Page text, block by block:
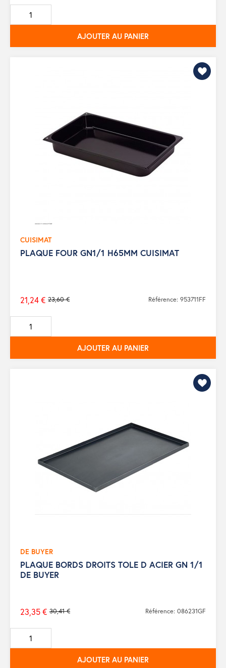
de
base
AJOUTER AU PANIER
CUISIMAT
PLAQUE FOUR GN1/1 H65MM CUISIMAT
Prix
de
base
23,60 €
21,24 € Référence: 953711FF
AJOUTER AU PANIER
DE BUYER
PLAQUE BORDS DROITS TOLE D ACIER GN 1/1
DE BUYER
Prix
de
base
30,41 €
23,35 € Référence: 086231GF
AJOUTER AU PANIER